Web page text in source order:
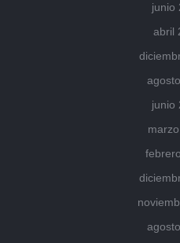
junio
abril
junio